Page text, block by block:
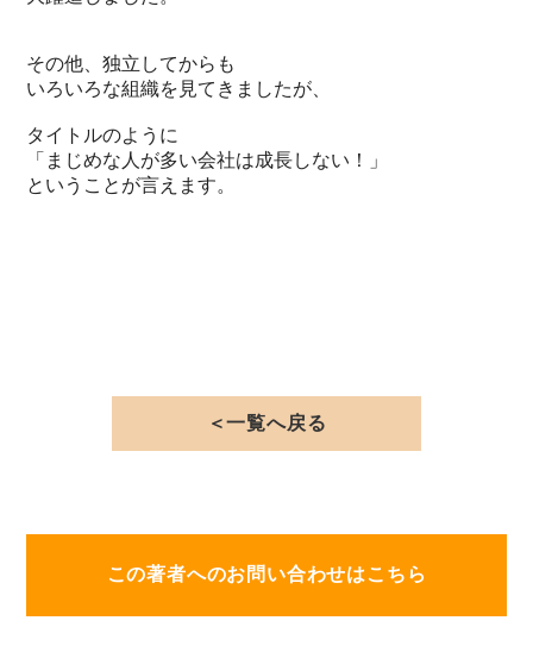
その他、独立してからも
いろいろな組織を見てきましたが、
タイトルのように
「まじめな人が多い会社は成長しない！」
ということが言えます。
＜一覧へ戻る
この著者へのお問い合わせはこちら